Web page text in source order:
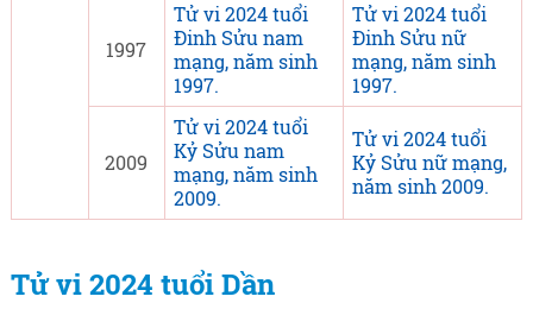
1997
Tử vi 2024 tuổi
Đinh Sửu nam
mạng, năm sinh
1997.
Tử vi 2024 tuổi
Đinh Sửu nữ
mạng, năm sinh
1997.
2009
Tử vi 2024 tuổi
Kỷ Sửu nam
mạng, năm sinh
2009.
Tử vi 2024 tuổi
Kỷ Sửu nữ mạng,
năm sinh 2009.
Tử vi 2024 tuổi Dần